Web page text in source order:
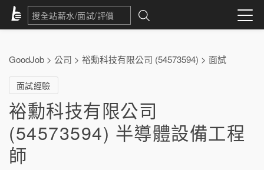
GoodJob > 公司 > 裕勳科技有限公司 (54573594) > 面試
面試經驗
裕勳科技有限公司
(54573594) 半導體設備工程
師